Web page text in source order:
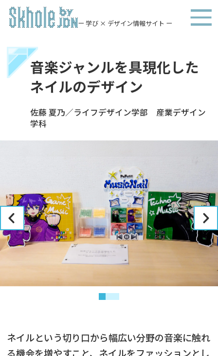
ー 学び × デザイン情報サイト ー
音楽ジャンルを具現化した
ネイルのデザイン
佐藤 夏乃／ライフデザイン学部 産業デザイン
学科
ネイルという切り口から幅広い分野の音楽に触れ
る機会を増やすこと、ネイルをファッションとし